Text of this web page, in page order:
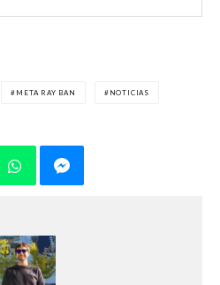
META RAY BAN NOTICIAS